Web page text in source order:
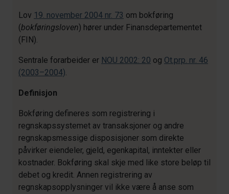
Lov 19. november 2004 nr. 73 om bokføring
(bokføringsloven) hører under Finansdepartementet
(FIN).
Sentrale forarbeider er NOU 2002: 20 og Ot.prp. nr. 46
(2003–2004).
Definisjon
Bokføring defineres som registrering i
regnskapssystemet av transaksjoner og andre
regnskapsmessige disposisjoner som direkte
påvirker eiendeler, gjeld, egenkapital, inntekter eller
kostnader. Bokføring skal skje med like store beløp til
debet og kredit. Annen registrering av
regnskapsopplysninger vil ikke være å anse som